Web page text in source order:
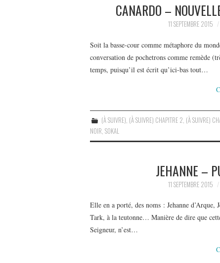
CANARDO –
11 SEPTEMBRE 2015
Soit la basse-cour comme métaphore du
conversation de pochetrons comme remède
temps, puisqu’il est écrit qu’ici-bas tout…
(À SUIVRE) (À SUIVRE) CHAPITRE 2 (À SUIVRE)
NOIR SOKAL
JEHANNE –
11 SEPTEMBRE 2015
Elle en a porté, des noms : Jehanne d’Arque,
Tark, à la teutonne… Manière de dire que
Seigneur, n’est…